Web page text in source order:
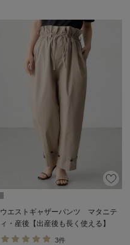
ウエストギャザーパンツ マタニテ
ィ・産後【出産後も長く使える】
3件